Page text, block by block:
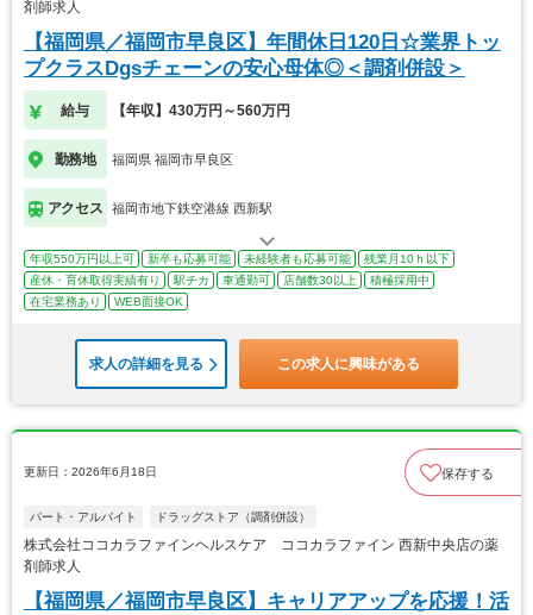
剤師求人
【福岡県／福岡市早良区】年間休日120日☆業界トッ
プクラスDgsチェーンの安心母体◎＜調剤併設＞
給与 【年収】430万円～560万円
勤務地 福岡県 福岡市早良区
アクセス 福岡市地下鉄空港線 西新駅
年収550万円以上可 新卒も応募可能 未経験者も応募可能
残業月10ｈ以下
産休・育休取得実績有り
駅チカ 車通勤可 店舗数30以上
積極採用中
在宅業務あり
WEB面接OK
求人の詳細を見る この求人に興味がある
更新日：2026年6月18日 保存する
パート・アルバイト ドラッグストア（調剤併設）
株式会社ココカラファインヘルスケア ココカラファイン 西新中央店の薬
剤師求人
【福岡県／福岡市早良区】キャリアアップを応援！活